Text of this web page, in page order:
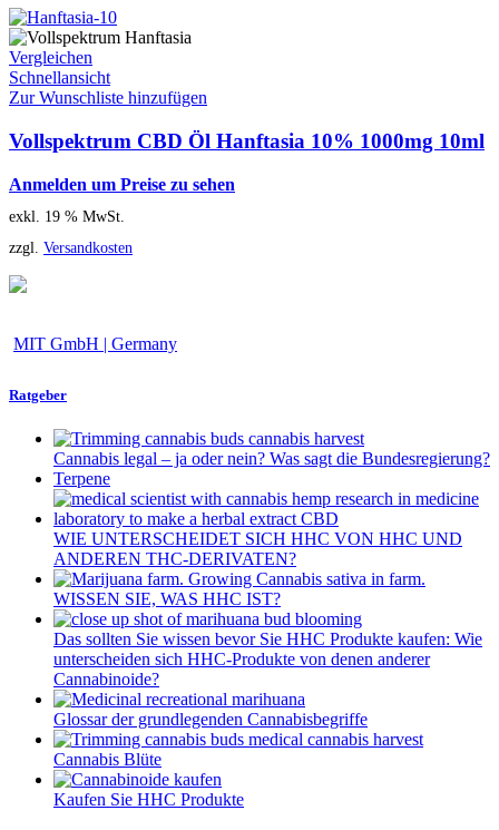
Vergleichen
Schnellansicht
Zur Wunschliste hinzufügen
Vollspektrum CBD Öl Hanftasia 10% 1000mg 10ml
Anmelden um Preise zu sehen
exkl. 19 % MwSt.
zzgl. Versandkosten
MIT GmbH | Germany
Ratgeber
Cannabis legal – ja oder nein? Was sagt die Bundesregierung?
Terpene
WIE UNTERSCHEIDET SICH HHC VON HHC UND
ANDEREN THC-DERIVATEN?
WISSEN SIE, WAS HHC IST?
Das sollten Sie wissen bevor Sie HHC Produkte kaufen: Wie
unterscheiden sich HHC-Produkte von denen anderer
Cannabinoide?
Glossar der grundlegenden Cannabisbegriffe
Cannabis Blüte
Kaufen Sie HHC Produkte